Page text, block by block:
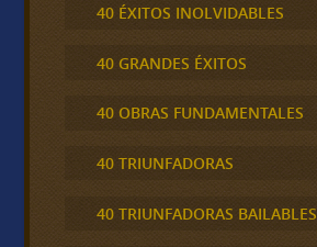
40 ÉXITOS INOLVIDABLES
40 GRANDES ÉXITOS
40 OBRAS FUNDAMENTALES
40 TRIUNFADORAS
40 TRIUNFADORAS BAILABLES